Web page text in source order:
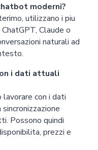
moderni?
utilizzano i piu
Claude o
naturali ad
i dati attuali
con i dati
Possono quindi
prezzi e